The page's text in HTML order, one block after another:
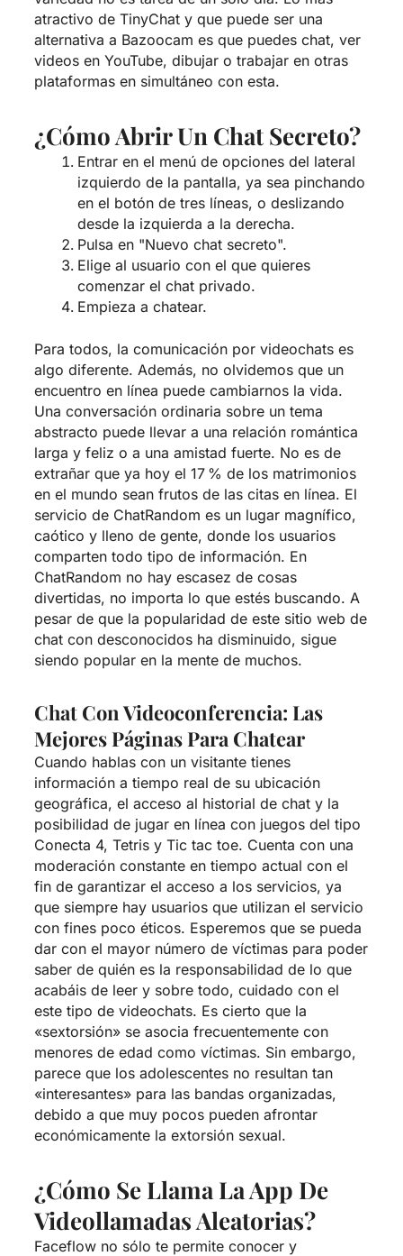
atractivo de TinyChat y que puede ser una
alternativa a Bazoocam es que puedes chat, ver
videos en YouTube, dibujar o trabajar en otras
plataformas en simultáneo con esta.
¿Cómo Abrir Un Chat Secreto?
Entrar en el menú de opciones del lateral
izquierdo de la pantalla, ya sea pinchando
en el botón de tres líneas, o deslizando
desde la izquierda a la derecha.
Pulsa en "Nuevo chat secreto".
Elige al usuario con el que quieres
comenzar el chat privado.
Empieza a chatear.
Para todos, la comunicación por videochats es
algo diferente. Además, no olvidemos que un
encuentro en línea puede cambiarnos la vida.
Una conversación ordinaria sobre un tema
abstracto puede llevar a una relación romántica
larga y feliz o a una amistad fuerte. No es de
extrañar que ya hoy el 17 % de los matrimonios
en el mundo sean frutos de las citas en línea. El
servicio de ChatRandom es un lugar magnífico,
caótico y lleno de gente, donde los usuarios
comparten todo tipo de información. En
ChatRandom no hay escasez de cosas
divertidas, no importa lo que estés buscando. A
pesar de que la popularidad de este sitio web de
chat con desconocidos ha disminuido, sigue
siendo popular en la mente de muchos.
Chat Con Videoconferencia: Las
Mejores Páginas Para Chatear
Cuando hablas con un visitante tienes
información a tiempo real de su ubicación
geográfica, el acceso al historial de chat y la
posibilidad de jugar en línea con juegos del tipo
Conecta 4, Tetris y Tic tac toe. Cuenta con una
moderación constante en tiempo actual con el
fin de garantizar el acceso a los servicios, ya
que siempre hay usuarios que utilizan el servicio
con fines poco éticos. Esperemos que se pueda
dar con el mayor número de víctimas para poder
saber de quién es la responsabilidad de lo que
acabáis de leer y sobre todo, cuidado con el
este tipo de videochats. Es cierto que la
«sextorsión» se asocia frecuentemente con
menores de edad como víctimas. Sin embargo,
parece que los adolescentes no resultan tan
«interesantes» para las bandas organizadas,
debido a que muy pocos pueden afrontar
económicamente la extorsión sexual.
¿Cómo Se Llama La App De
Videollamadas Aleatorias?
Faceflow no sólo te permite conocer y